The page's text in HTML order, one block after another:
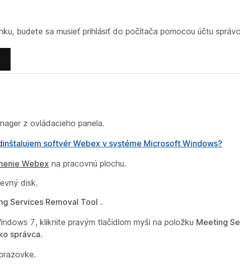
budete sa musieť prihlásiť do počítača pomocou účtu
z ovládacieho panela.
softvér Webex v systéme Microsoft Windows?
Webex na pracovnú plochu.
disk.
Services Removal Tool .
7, kliknite pravým tlačidlom myši na položku Meeting
správca.